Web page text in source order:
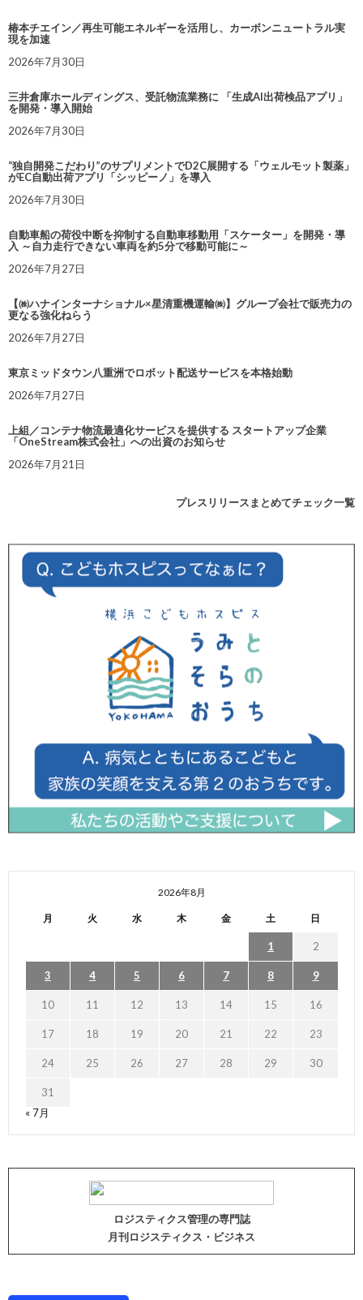
椿本チエイン／再生可能エネルギーを活用し、カーボンニュートラル実
現を加速
2026年7月30日
三井倉庫ホールディングス、受託物流業務に 「生成AI出荷検品アプリ」
を開発・導入開始
2026年7月30日
“独自開発こだわり”のサプリメントでD2C展開する「ウェルモット製薬」
がEC自動出荷アプリ「シッピーノ」を導入
2026年7月30日
自動車船の荷役中断を抑制する自動車移動用「スケーター」を開発・導
入 ～自力走行できない車両を約5分で移動可能に～
2026年7月27日
【㈱ハナインターナショナル×星清重機運輸㈱】グループ会社で販売力の
更なる強化ねらう
2026年7月27日
東京ミッドタウン八重洲でロボット配送サービスを本格始動
2026年7月27日
上組／コンテナ物流最適化サービスを提供する スタートアップ企業
「OneStream株式会社」への出資のお知らせ
2026年7月21日
プレスリリースまとめてチェック一覧
2026年8月
月 火 水 木 金 土 日
1 2
3 4 5 6 7 8 9
10 11 12 13 14 15 16
17 18 19 20 21 22 23
24 25 26 27 28 29 30
31
« 7月
ロジスティクス管理の専門誌
月刊ロジスティクス・ビジネス